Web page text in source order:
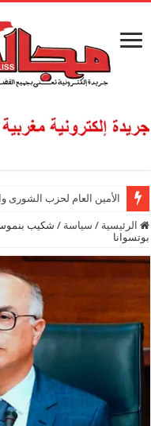
الأمين العام لحزب الشورى
الرئيسية / سياسة / شكيب
بوتسوانا